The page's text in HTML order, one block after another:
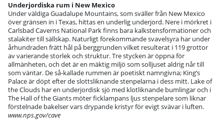
Underjordiska rum i New Mexico
Under väldiga Guadalupe Mountains, som sväller från New Mexico
över gränsen in i Texas, hittas en underlig underjord. Nere i mörkret i
Carlsbad Caverns National Park finns bara kalkstensformationer och
stalakiter till sällskap. Naturligt förekommande svavelsyra har under
århundraden frätt hål på berggrunden vilket resulterat i 119 grottor
av varierande storlek och struktur. Tre stycken är öppna för
allmänheten, och det är en mäktig miljö som solljuset aldrig når till
som väntar. De så-kallade rummen är poetiskt namngivna; King’s
Palace är döpt efter de slottsliknande stenpelarna i dess mitt. Lake of
the Clouds har en underjordisk sjö med klotliknande bumlingar och i
The Hall of the Giants möter ficklampans ljus stenpelare som liknar
förstelnade bakelser vars drypande kristyr för evigt svävar i luften.
www.nps.gov/cave